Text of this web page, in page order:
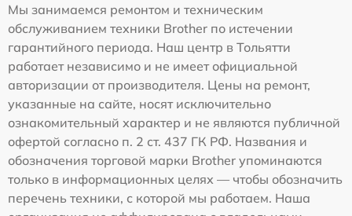
Мы занимаемся ремонтом и техническим
обслуживанием техники Brother по истечении
гарантийного периода. Наш центр в Тольятти
работает независимо и не имеет официальной
авторизации от производителя. Цены на ремонт,
указанные на сайте, носят исключительно
ознакомительный характер и не являются публичной
офертой согласно п. 2 ст. 437 ГК РФ. Названия и
обозначения торговой марки Brother упоминаются
только в информационных целях — чтобы обозначить
перечень техники, с которой мы работаем. Наша